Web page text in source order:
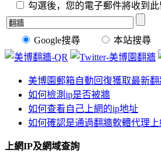
勾選後，您的電子郵件將收到此
Google搜尋 本站搜尋
美博園郵箱自動回復獲取最新
如何檢測ip是否被牆
如何查看自己上網的ip地址
如何確認是通過翻牆軟體代理上
上網IP及網域查詢